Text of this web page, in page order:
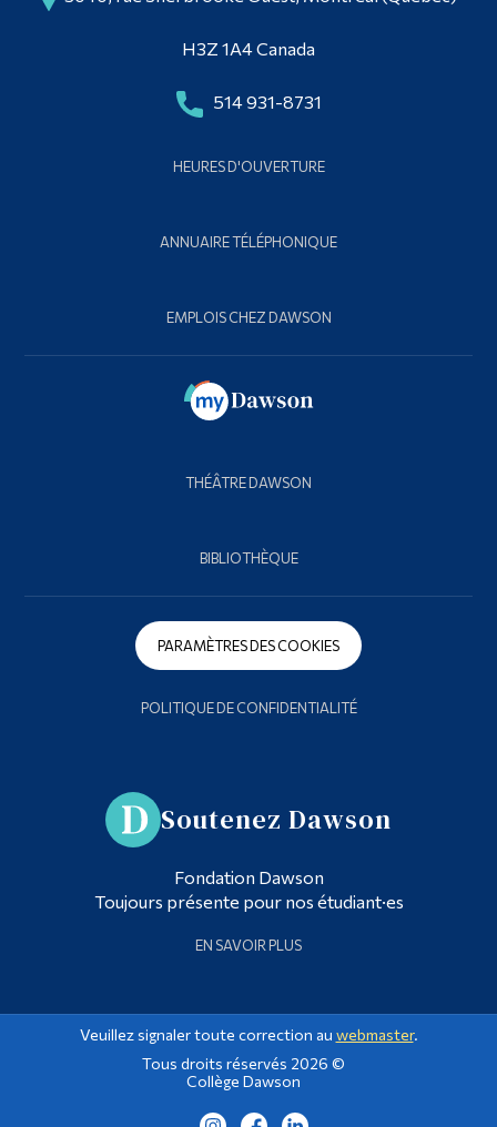
H3Z 1A4 Canada
514 931-8731
HEURES D'OUVERTURE
ANNUAIRE TÉLÉPHONIQUE
EMPLOIS CHEZ DAWSON
THÉÂTRE DAWSON
BIBLIOTHÈQUE
PARAMÈTRES DES COOKIES
POLITIQUE DE CONFIDENTIALITÉ
Soutenez Dawson
Fondation Dawson
Toujours présente pour nos étudiant·es
EN SAVOIR PLUS
Veuillez signaler toute correction au webmaster.
Tous droits réservés 2026 ©
Collège Dawson